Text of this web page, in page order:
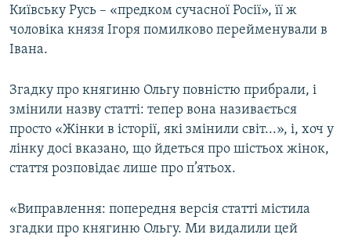
Київську Русь – «предком сучасної Росії», її ж
чоловіка князя Ігоря помилково перейменували в
Івана.
Згадку про княгиню Ольгу повністю прибрали, і
змінили назву статті: тепер вона називається
просто «Жінки в історії, які змінили світ...», і, хоч у
лінку досі вказано, що йдеться про шістьох жінок,
стаття розповідає лише про п’ятьох.
«Виправлення: попередня версія статті містила
згадки про княгиню Ольгу. Ми видалили цей